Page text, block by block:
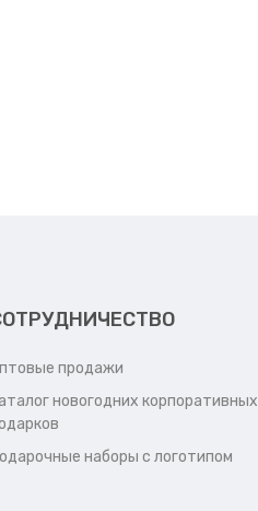
продажи
новогодних корпоративных
наборы с логотипом